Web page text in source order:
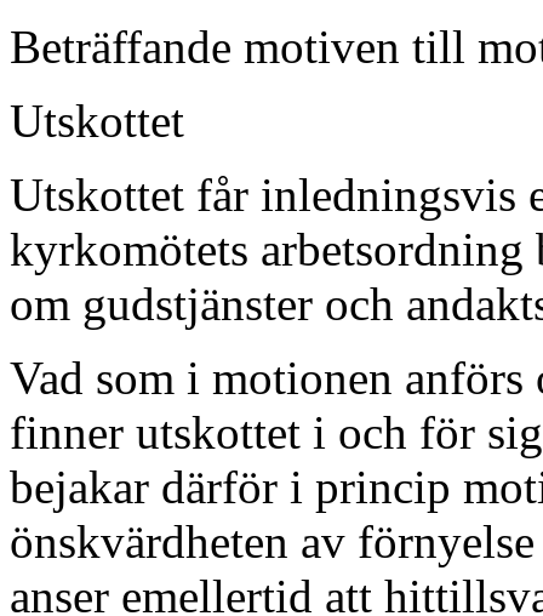
Beträffande motiven till
Utskottet
Utskottet får inledningsvis
kyrkomötets
om gudstjänster och
Vad som i motionen
finner utskottet i och för
bejakar därför i princip
önskvärdheten av
anser emellertid att